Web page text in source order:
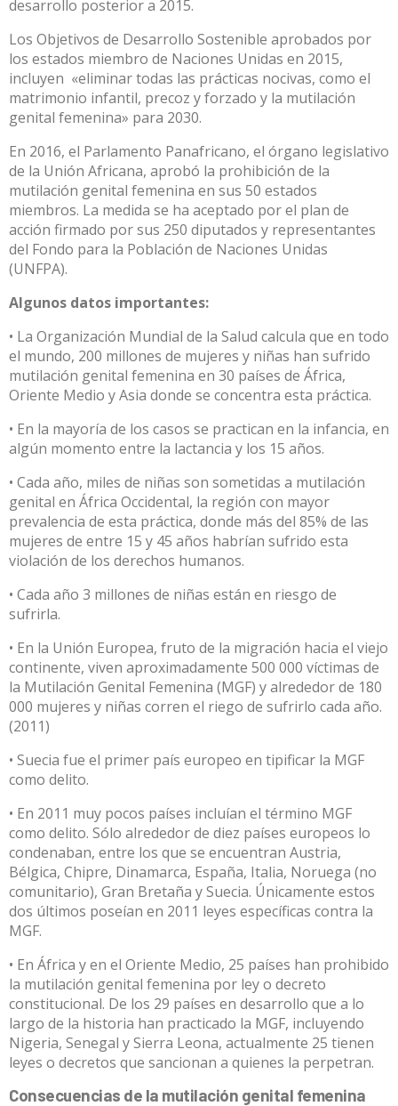
desarrollo posterior a 2015.
Los Objetivos de Desarrollo Sostenible aprobados por
los estados miembro de Naciones Unidas en 2015,
incluyen «eliminar todas las prácticas nocivas, como el
matrimonio infantil, precoz y forzado y la mutilación
genital femenina» para 2030.
En 2016, el Parlamento Panafricano, el órgano legislativo
de la Unión Africana, aprobó la prohibición de la
mutilación genital femenina en sus 50 estados
miembros. La medida se ha aceptado por el plan de
acción firmado por sus 250 diputados y representantes
del Fondo para la Población de Naciones Unidas
(UNFPA).
Algunos datos importantes:
• La Organización Mundial de la Salud calcula que en todo
el mundo, 200 millones de mujeres y niñas han sufrido
mutilación genital femenina en 30 países de África,
Oriente Medio y Asia donde se concentra esta práctica.
• En la mayoría de los casos se practican en la infancia, en
algún momento entre la lactancia y los 15 años.
• Cada año, miles de niñas son sometidas a mutilación
genital en África Occidental, la región con mayor
prevalencia de esta práctica, donde más del 85% de las
mujeres de entre 15 y 45 años habrían sufrido esta
violación de los derechos humanos.
• Cada año 3 millones de niñas están en riesgo de
sufrirla.
• En la Unión Europea, fruto de la migración hacia el viejo
continente, viven aproximadamente 500 000 víctimas de
la Mutilación Genital Femenina (MGF) y alrededor de 180
000 mujeres y niñas corren el riego de sufrirlo cada año.
(2011)
• Suecia fue el primer país europeo en tipificar la MGF
como delito.
• En 2011 muy pocos países incluían el término MGF
como delito. Sólo alrededor de diez países europeos lo
condenaban, entre los que se encuentran Austria,
Bélgica, Chipre, Dinamarca, España, Italia, Noruega (no
comunitario), Gran Bretaña y Suecia. Únicamente estos
dos últimos poseían en 2011 leyes específicas contra la
MGF.
• En África y en el Oriente Medio, 25 países han prohibido
la mutilación genital femenina por ley o decreto
constitucional. De los 29 países en desarrollo que a lo
largo de la historia han practicado la MGF, incluyendo
Nigeria, Senegal y Sierra Leona, actualmente 25 tienen
leyes o decretos que sancionan a quienes la perpetran.
Consecuencias de la mutilación genital femenina